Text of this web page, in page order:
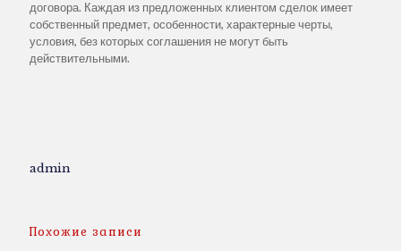
договора. Каждая из предложенных клиентом сделок имеет
собственный предмет, особенности, характерные черты,
условия, без которых соглашения не могут быть
действительными.
admin
Похожие записи